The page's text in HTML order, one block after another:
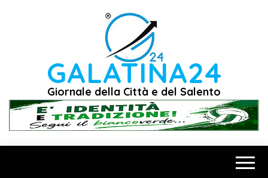
GALATINA24
Giornale della Città e del Salento